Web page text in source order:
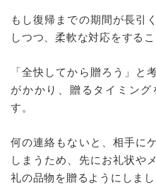
もし復帰までの期間が長引
しつつ、柔軟な対応をするこ
「全快してから贈ろう」と
がかかり、贈るタイミン
す。
何の連絡もないと、相手に
しまうため、先にお礼状や
礼の品物を贈るようにしまし